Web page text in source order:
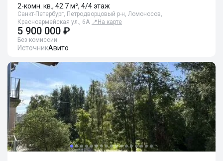
2-комн. кв., 42.7 м², 4/4 этаж
Санкт-Петербург, Петродворцовый р-н, Ломоносов,
Красноармейская ул., 6А 📍 На карте
5 900 000 ₽
Без комиссии
ИсточникАвито